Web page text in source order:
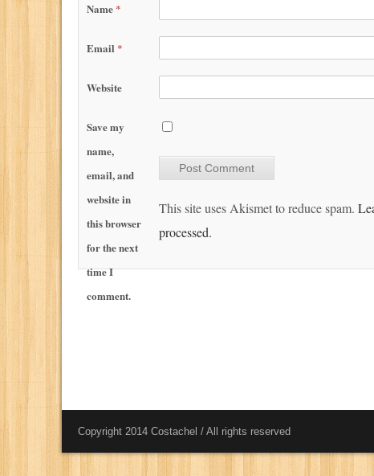
Name *
Email *
Website
Save my
name,
email, and
website in
this browser
for the next
time I
comment.
This site uses Akismet to reduce spam.
processed.
Copyright 2014 Costachel / All rights reserved